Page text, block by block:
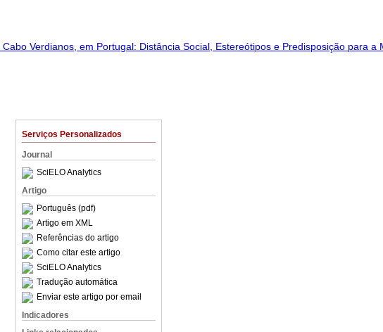
Serviços Personalizados
Journal
SciELO Analytics
Artigo
Português (pdf)
Artigo em XML
Referências do artigo
Como citar este artigo
SciELO Analytics
Tradução automática
Enviar este artigo por email
Indicadores